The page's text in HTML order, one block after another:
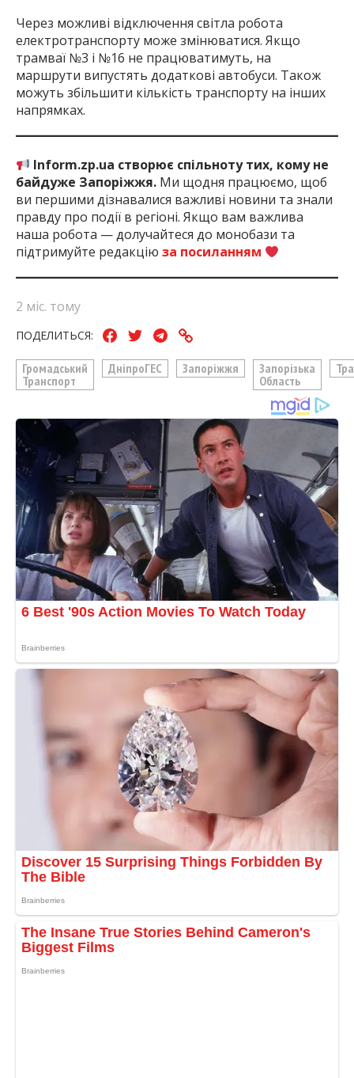
Через можливі відключення світла робота
електротранспорту може змінюватися. Якщо
трамваї №3 і №16 не працюватимуть, на
маршрути випустять додаткові автобуси. Також
можуть збільшити кількість транспорту на інших
напрямках.
Inform.zp.ua створює спільноту тих, кому не
байдуже Запоріжжя. Ми щодня працюємо, щоб
ви першими дізнавалися важливі новини та знали
правду про події в регіоні. Якщо вам важлива
наша робота — долучайтеся до монобази та
підтримуйте редакцію за посиланням
2 міс. тому
ПОДЕЛИТЬСЯ:
Громадський
Транспорт
ДніпроГЕС Запоріжжя
Запорізька
Область